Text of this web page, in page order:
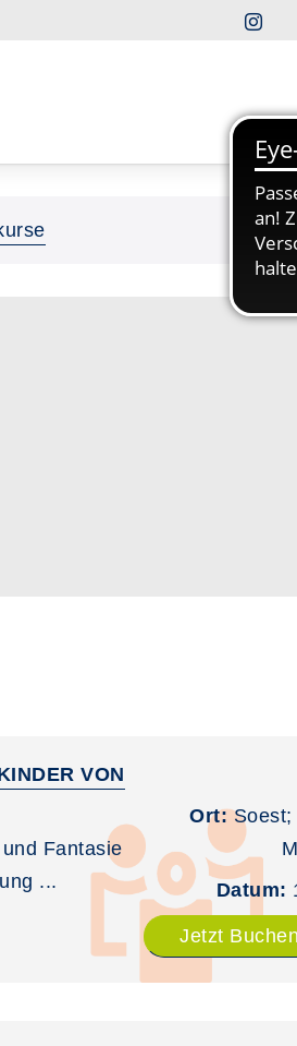
VON
Fantasie
...
Ort:
Datum:
Jetzt